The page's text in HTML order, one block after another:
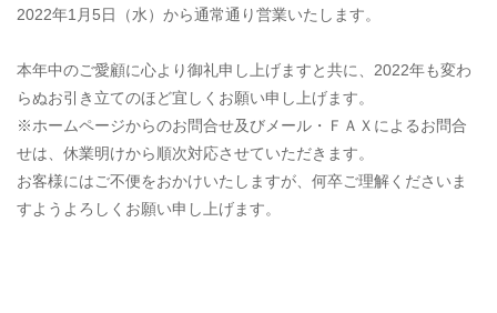
2022年1月5日（水）から通常通り営業いたします。
本年中のご愛顧に心より御礼申し上げますと共に、2022年も変わ
らぬお引き立てのほど宜しくお願い申し上げます。
※ホームページからのお問合せ及びメール・ＦＡＸによるお問合
せは、休業明けから順次対応させていただきます。
お客様にはご不便をおかけいたしますが、何卒ご理解くださいま
すようよろしくお願い申し上げます。